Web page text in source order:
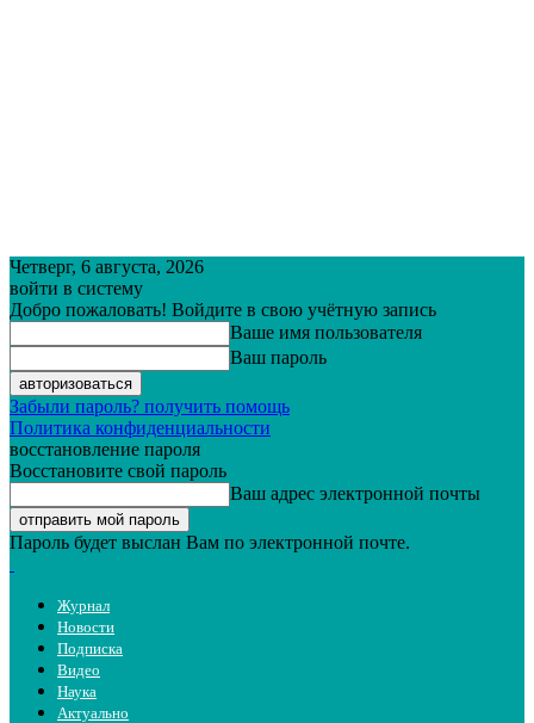
Четверг, 6 августа, 2026
войти в систему
Добро пожаловать! Войдите в свою учётную запись
Ваше имя пользователя
Ваш пароль
Забыли пароль? получить помощь
Политика конфиденциальности
восстановление пароля
Восстановите свой пароль
Ваш адрес электронной почты
Пароль будет выслан Вам по электронной почте.
Журнал
Новости
Подписка
Видео
Наука
Актуально